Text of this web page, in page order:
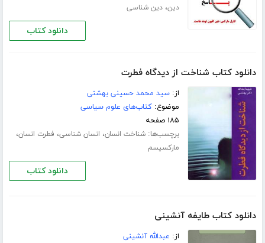
دین،دین شناسی
دانلود کتاب
دانلود کتاب شناخت از دیدگاه فطرت
از:سید محمد حسینی بهشتی
موضوع:کتاب‌های علوم سیاسی
۱۸۵ صفحه
برچسب‌ها:شناخت انسان، انسان شناسی، فطرت انسان،
مارکسیسم
دانلود کتاب
دانلود کتاب طایفه آنشینی
از: عبدالله آنشینی